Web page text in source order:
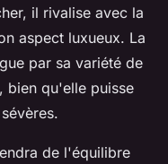
il rivalise avec la
aspect luxueux. La
par sa variété de
bien qu'elle puisse
de l'équilibre